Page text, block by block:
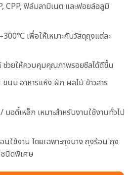
CPP, ฟิล์มลามิเนต และฟอยล์อลูมิ
เพื่อให้เหมาะกับวัสดุถุงแต่ละ
ช่วยให้ควบคุมคุณภาพรอยซีลได้ดีขึ้น
นม อาหารแห้ง ผัก ผลไม้ ข้าวสาร
อดี้เหล็ก เหมาะสำหรับงานใช้งานทั่วไป
ใช้งาน โดยเฉพาะถุงบาง ถุงร้อน ถุง
ชนิดพิเศษ